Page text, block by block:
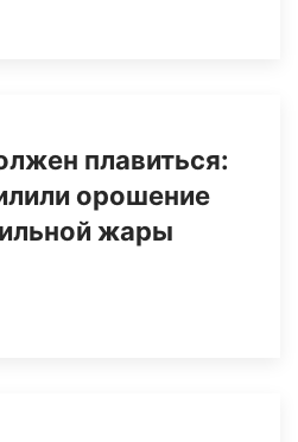
плавиться:
орошение
жары